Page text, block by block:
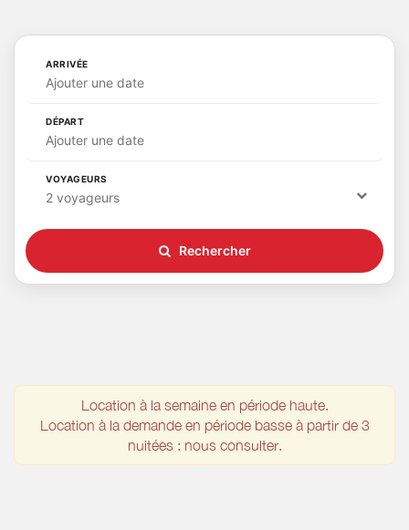
ARRIVÉE
Ajouter une date
DÉPART
Ajouter une date
VOYAGEURS
2 voyageurs
Rechercher
Location à la semaine en période haute.
Location à la demande en période basse à partir de 3
nuitées : nous consulter.